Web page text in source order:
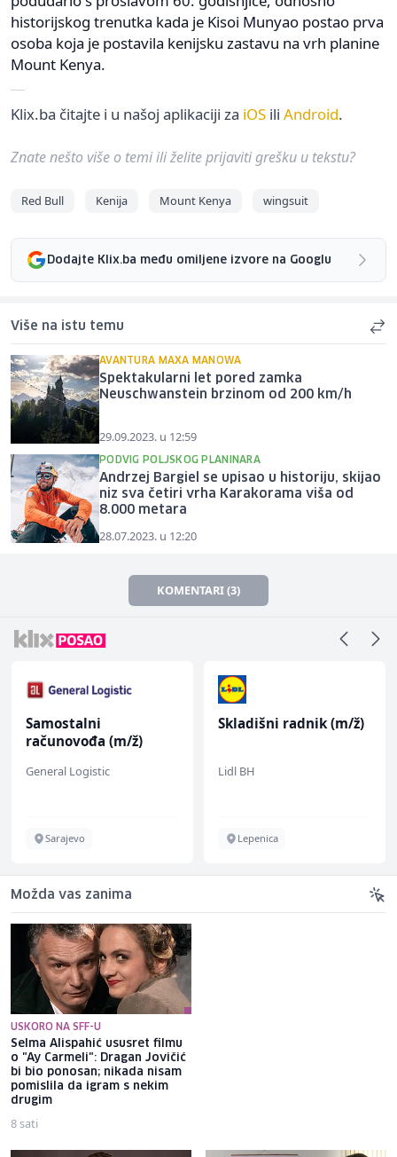
historijskog trenutka kada je Kisoi Munyao postao prva
osoba koja je postavila kenijsku zastavu na vrh planine
Mount Kenya.
Klix.ba čitajte i u našoj aplikaciji za iOS ili Android.
Znate nešto više o temi ili želite prijaviti grešku u tekstu?
Red Bull Kenija Mount Kenya wingsuit
Dodajte Klix.ba među omiljene izvore na Googlu
Više na istu temu
AVANTURA MAXA MANOWA
Spektakularni let pored zamka
Neuschwanstein brzinom od 200 km/h
29.09.2023. u 12:59
PODVIG POLJSKOG PLANINARA
Andrzej Bargiel se upisao u historiju, skijao
niz sva četiri vrha Karakorama viša od
8.000 metara
28.07.2023. u 12:20
KOMENTARI (3)
Samostalni
računovođa (m/ž)
General Logistic
Sarajevo
Skladišni radnik (m/ž)
Lidl BH
Lepenica
Možda vas zanima
USKORO NA SFF-U
Selma Alispahić ususret filmu
o "Ay Carmeli": Dragan Jovičić
bi bio ponosan; nikada nisam
pomislila da igram s nekim
drugim
8 sati